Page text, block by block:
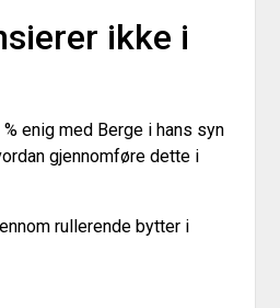
ikke i
enig med Berge i hans syn
gjennomføre dette i
rullerende bytter i